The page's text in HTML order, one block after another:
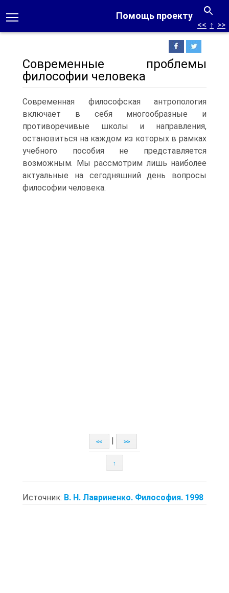
Помощь проекту
<< ↑ >>
Современные проблемы
философии человека
Современная философская антропология
включает в себя многообразные и
противоречивые школы и направления,
остановиться на каждом из которых в рамках
учебного пособия не представляется
возможным. Мы рассмотрим лишь наиболее
актуальные на сегодняшний день вопросы
философии человека.
<< >>
↑
Источник: В. Н. Лавриненко. Философия. 1998